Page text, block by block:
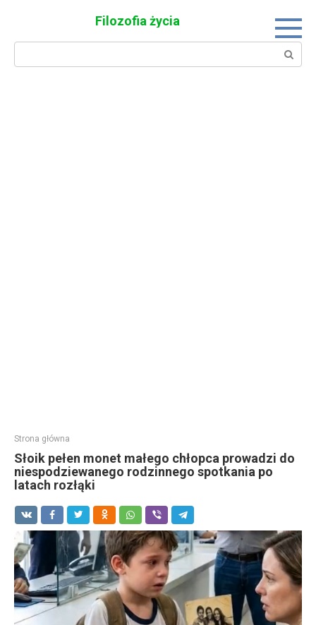
Filozofia życia
Search:
Strona główna
Słoik pełen monet małego chłopca prowadzi do
niespodziewanego rodzinnego spotkania po
latach rozłąki